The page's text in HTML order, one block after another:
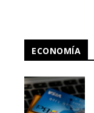
ECONOMÍA